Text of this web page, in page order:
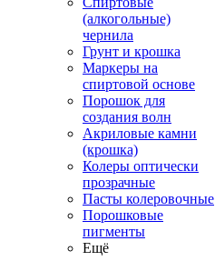
(алкогольные)
чернила
Грунт и крошка
Маркеры на
спиртовой основе
Порошок для
создания волн
Акриловые камни
(крошка)
Колеры оптически
прозрачные
Пасты колеровочные
Порошковые
пигменты
Ещё